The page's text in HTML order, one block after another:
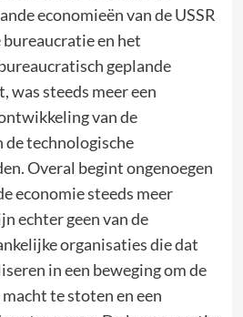
economieën van de USSR
en het
geplande
was steeds meer een
van de
technologische
Overal begint ongenoegen
economie steeds meer
echter geen van de
organisaties die dat
in een beweging om de
te stoten en een